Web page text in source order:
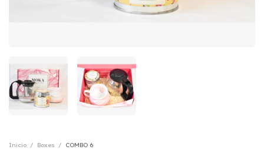
Inicio / Boxes / COMBO 6